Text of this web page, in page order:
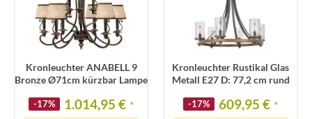
Kronleuchter ANABELL 9
Bronze Ø71cm kürzbar Lampe
-17% 1.014,95 € *
Kronleuchter Rustikal Glas
Metall E27 D: 77,2 cm rund
-17% 609,95 € *